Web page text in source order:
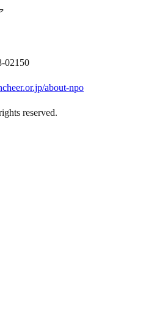
02150
about-npo
reserved.